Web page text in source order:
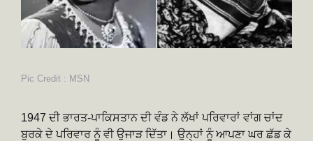
Pic Credit : MSN
1947 ਦੀ ਭਾਰਤ-ਪਾਕਿਸਤਾਨ ਦੀ ਵੰਡ ਨੇ ਲੱਖਾਂ ਪਰਿਵਾਰਾਂ ਵਾਂਗ ਚਾਂਦ
ਬੁਰਕੇ ਦੇ ਪਰਿਵਾਰ ਨੂੰ ਵੀ ਉਜਾੜ ਦਿੱਤਾ। ਉਨ੍ਹਾਂ ਨੂੰ ਆਪਣਾ ਘਰ ਛੱਡ ਕੇ